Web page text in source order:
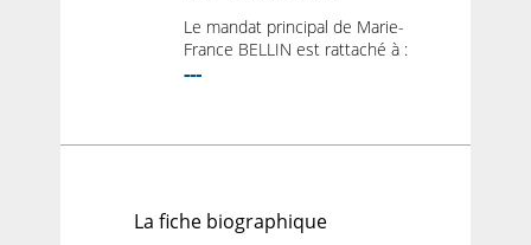
Le mandat principal de Marie-
France BELLIN est rattaché à :
---
La fiche biographique